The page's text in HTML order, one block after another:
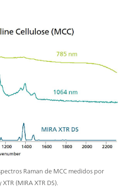
Raman de MCC medidos por
(MIRA XTR DS).